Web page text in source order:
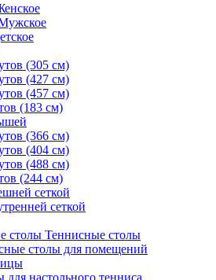
(305 см)
(427 см)
(457 см)
(183 см)
(366 см)
(404 см)
(488 см)
(244 см)
сеткой
сеткой
Теннисные столы
столы для помещений
для настольного тенниса